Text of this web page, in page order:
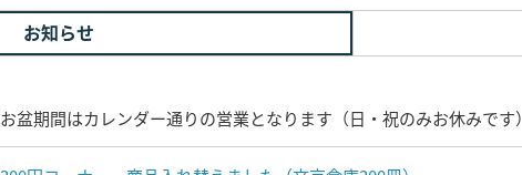
お知らせ
お盆期間はカレンダー通りの営業となります（日・祝のみお休みです）